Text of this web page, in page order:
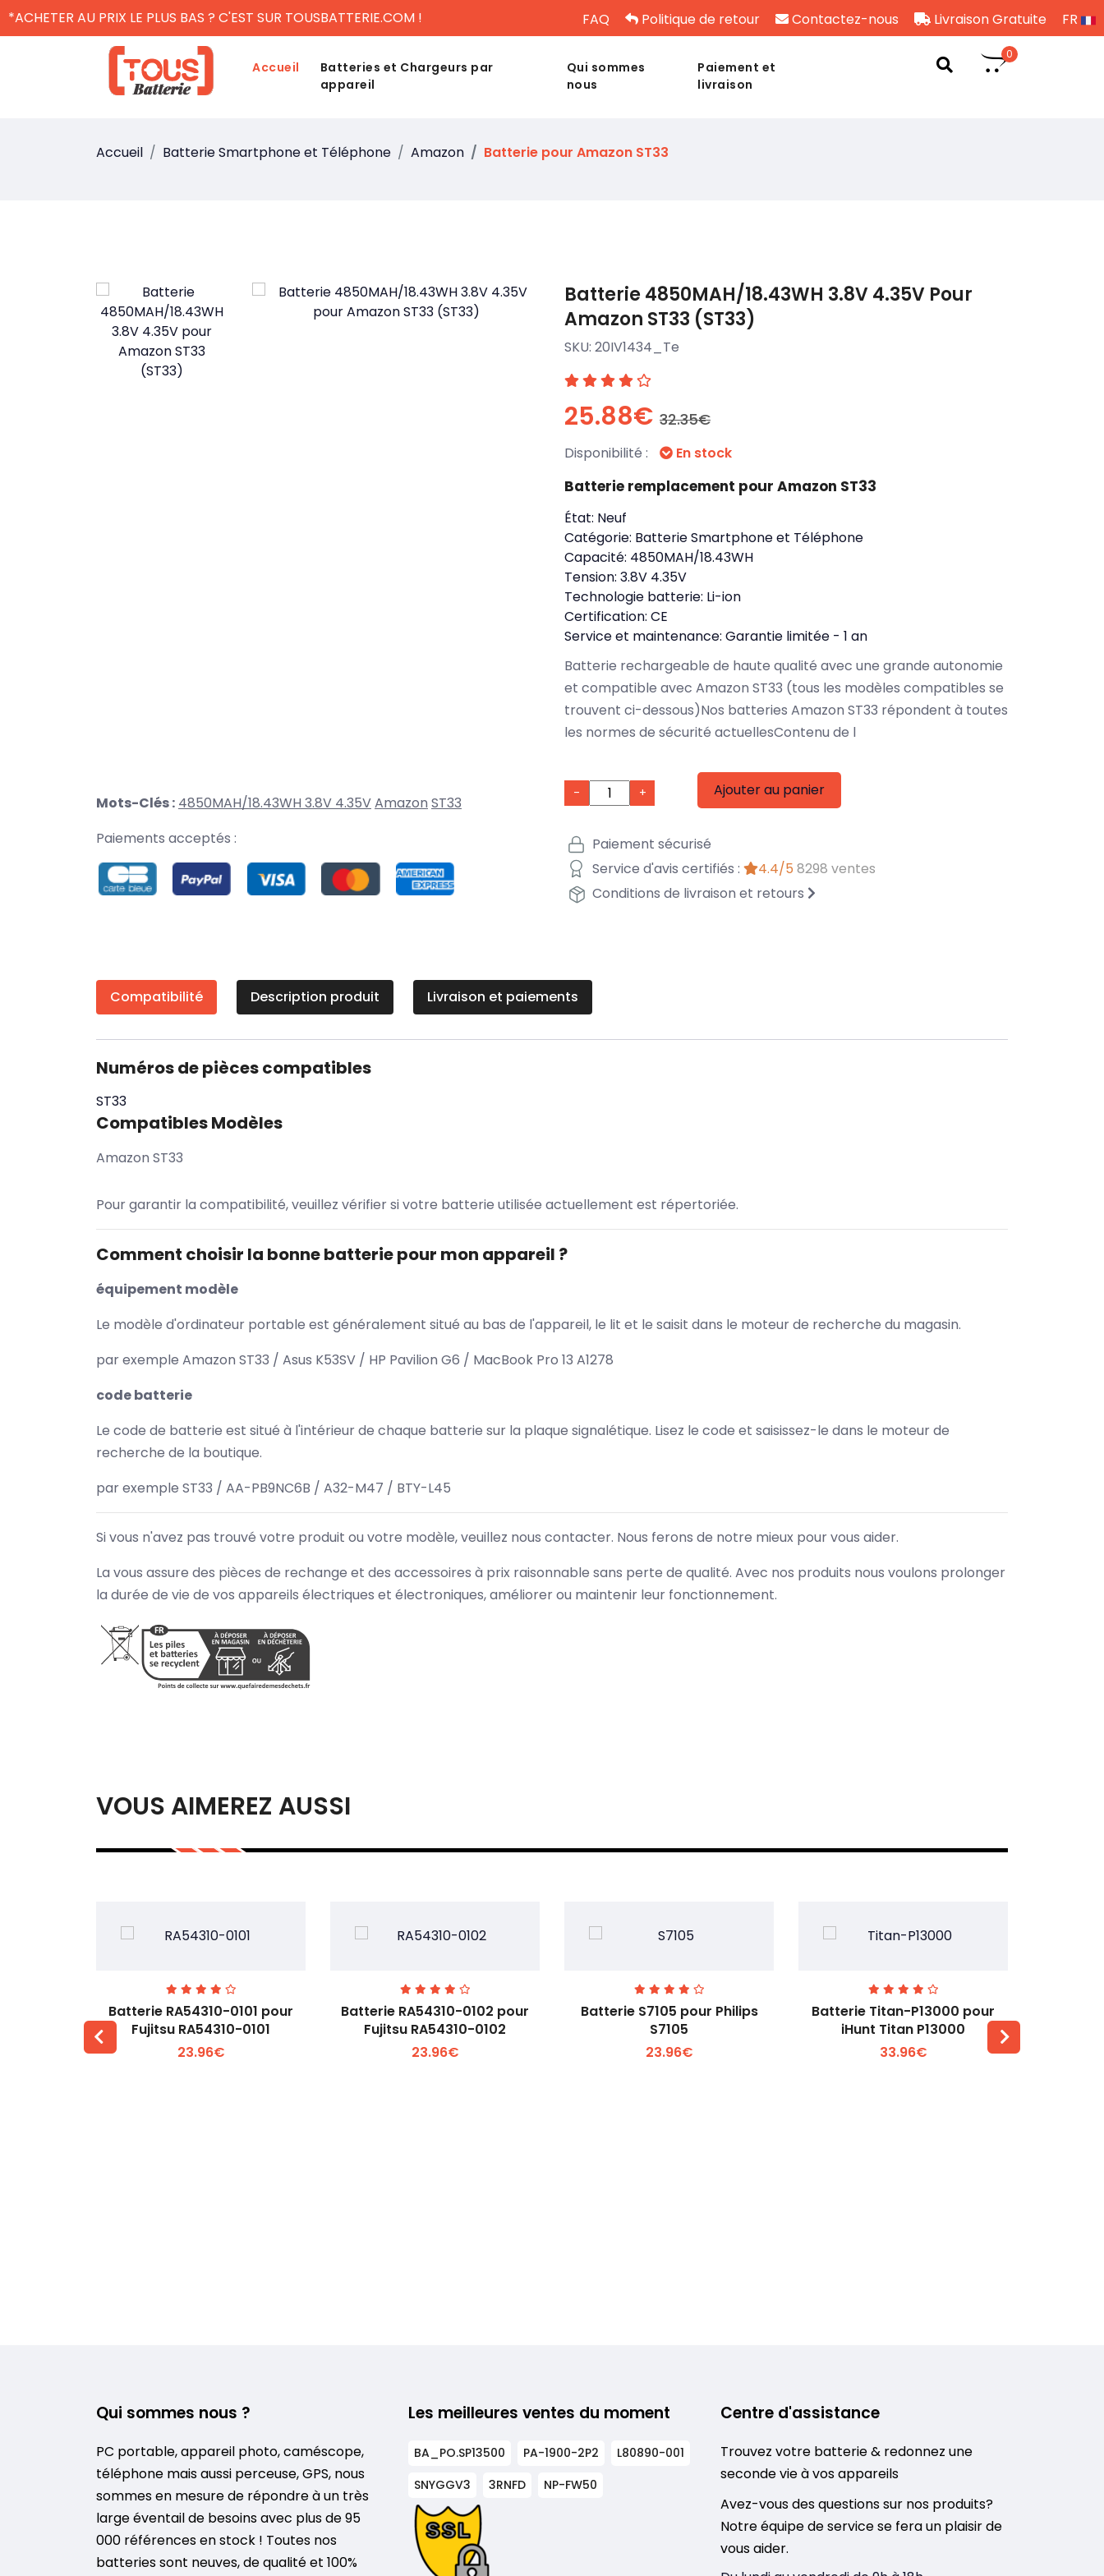
*ACHETER AU PRIX LE PLUS BAS ? C'EST SUR TOUSBATTERIE.COM ! FAQ Politique de retour Contactez-nous Livraison Gratuite FR
Accueil
Batteries et Chargeurs par
appareil
Qui sommes
nous
Paiement et
livraison
0
Accueil Batterie Smartphone et Téléphone Amazon Batterie pour Amazon ST33
Mots-Clés : 4850MAH/18.43WH 3.8V 4.35VAmazon ST33
Paiements acceptés :
Batterie 4850MAH/18.43WH 3.8V 4.35V Pour
Amazon ST33 (ST33)
SKU: 20IV1434_Te
25.88€ 32.35€
Disponibilité : En stock
Batterie remplacement pour Amazon ST33
État: Neuf
Catégorie: Batterie Smartphone et Téléphone
Capacité: 4850MAH/18.43WH
Tension: 3.8V 4.35V
Technologie batterie: Li-ion
Certification: CE
Service et maintenance: Garantie limitée - 1 an
Batterie rechargeable de haute qualité avec une grande autonomie
et compatible avec Amazon ST33 (tous les modèles compatibles se
trouvent ci-dessous)Nos batteries Amazon ST33 répondent à toutes
les normes de sécurité actuellesContenu de l
- + Ajouter au panier
Paiement sécurisé
Service d'avis certifiés :
4.4/5 8298 ventes
Conditions de livraison et retours
Compatibilité Description produit Livraison et paiements
Numéros de pièces compatibles
ST33
Compatibles Modèles
Amazon ST33
Pour garantir la compatibilité, veuillez vérifier si votre batterie utilisée actuellement est répertoriée.
Comment choisir la bonne batterie pour mon appareil ?
équipement modèle
Le modèle d'ordinateur portable est généralement situé au bas de l'appareil, le lit et le saisit dans le moteur de recherche du magasin.
par exemple Amazon ST33 / Asus K53SV / HP Pavilion G6 / MacBook Pro 13 A1278
code batterie
Le code de batterie est situé à l'intérieur de chaque batterie sur la plaque signalétique. Lisez le code et saisissez-le dans le moteur de
recherche de la boutique.
par exemple ST33 / AA-PB9NC6B / A32-M47 / BTY-L45
Si vous n'avez pas trouvé votre produit ou votre modèle, veuillez nous contacter. Nous ferons de notre mieux pour vous aider.
La vous assure des pièces de rechange et des accessoires à prix raisonnable sans perte de qualité. Avec nos produits nous voulons prolonger
la durée de vie de vos appareils électriques et électroniques, améliorer ou maintenir leur fonctionnement.
VOUS AIMEREZ AUSSI
Voir plus +
Batterie RA54310-0101 pour
Fujitsu RA54310-0101
23.96€
Voir plus +
Batterie RA54310-0102 pour
Fujitsu RA54310-0102
23.96€
Voir plus +
Batterie S7105 pour Philips
S7105
23.96€
Voir plus +
Batterie Titan-P13000 pour
iHunt Titan P13000
33.96€
Qui sommes nous ?
PC portable, appareil photo, caméscope,
téléphone mais aussi perceuse, GPS, nous
sommes en mesure de répondre à un très
large éventail de besoins avec plus de 95
000 références en stock ! Toutes nos
batteries sont neuves, de qualité et 100%
Les meilleures ventes du moment
BA_PO.SP13500 PA-1900-2P2
L80890-001
SNYGGV3
3RNFD NP-FW50
Centre d'assistance
Trouvez votre batterie & redonnez une
seconde vie à vos appareils
Avez-vous des questions sur nos produits?
Notre équipe de service se fera un plaisir de
vous aider.